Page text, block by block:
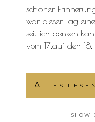
schöner
war dieser Tag
seit ich denken
vom 17.auf den
Alles lesen
SHOW